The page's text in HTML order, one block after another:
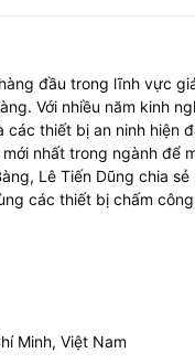
đầu trong lĩnh vực
Với nhiều năm kinh
thiết bị an ninh hiện
nhất trong ngành để
Lê Tiến Dũng chia
các thiết bị chấm
Minh, Việt Nam